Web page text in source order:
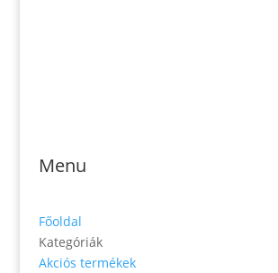
Menu
Főoldal
Kategóriák
Akciós termékek